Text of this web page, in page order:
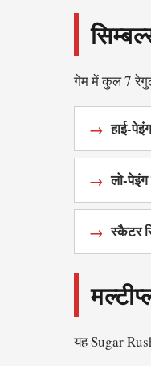
गेम में कुल 7
हाई-
लो-
स्कैटर
यह Sugar